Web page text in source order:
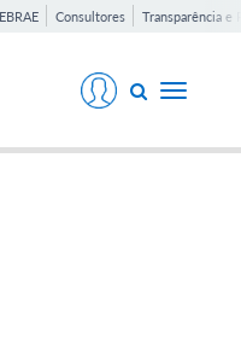
Consultores Transparência e
Toggle